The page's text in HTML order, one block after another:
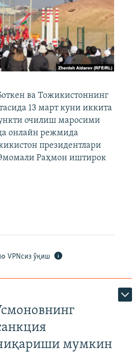
ва Тожикистоннинг
13 март куни иккита
очилиш маросими
онлайн режмида
президентлари
Раҳмон иштирок
VPNсиз ўқиш
мумкин